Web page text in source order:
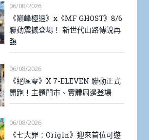
06/08/2026
《巔峰極速》x《MF GHOST》8/6
聯動震撼登場！ 新世代山路傳說再
臨
06/08/2026
《絕區零》X 7-ELEVEN 聯動正式
開跑！主題門市、實體周邊登場
06/08/2026
《七大罪：Origin》迎來首位可遊